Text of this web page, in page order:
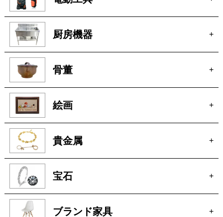
骨董 +
絵画 +
貴金属 +
宝石 +
ブランド家具 +
車 +